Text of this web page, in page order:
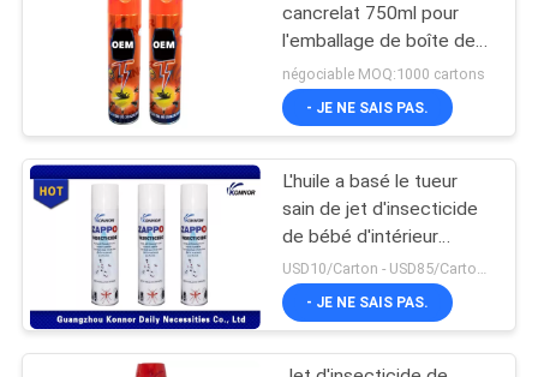
QUALITÉ
CONTACTEZ-
NOUS
DEMANDEZ
CITATION
cancrelat 750ml pour
l'emballage de boîte de
carton de
bureau/chambre à
coucher
négociable MOQ:1000 cartons
- JE NE SAIS PAS.
L'huile a basé le tueur
sain de jet d'insecticide
de bébé d'intérieur
répulsif de jet de
cancrelat de jet
d'insecticide
USD10/Carton - USD85/Carton MOQ:1000 cartons
- JE NE SAIS PAS.